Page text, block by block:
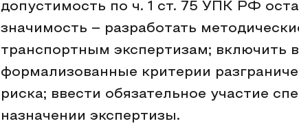
допустимость по ч. 1 ст. 75 УПК РФ
значимость – разработать
транспортным экспертизам; включить
формализованные критерии
риска; ввести обязательное участие
назначении экспертизы.